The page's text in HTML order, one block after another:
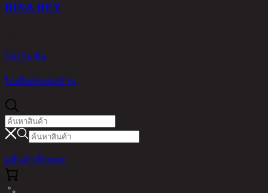
RINA HEY
โปรโมชัน
ไอเดียตกแต่งบ้าน
ดูสินค้าทั้งหมด